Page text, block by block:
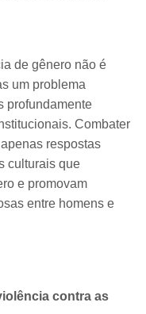
de gênero não é
um problema
profundamente
Combater
respostas
culturais que
e promovam
entre homens e
contra as